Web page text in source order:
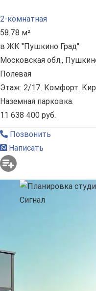
2-комнатная
58.78 м²
в ЖК "Пушкино Град"
Московская обл.,
Полевая
Этаж: 2/17. Комфорт.
Наземная парковка.
11 638 400 руб.
Позвонить
Написать